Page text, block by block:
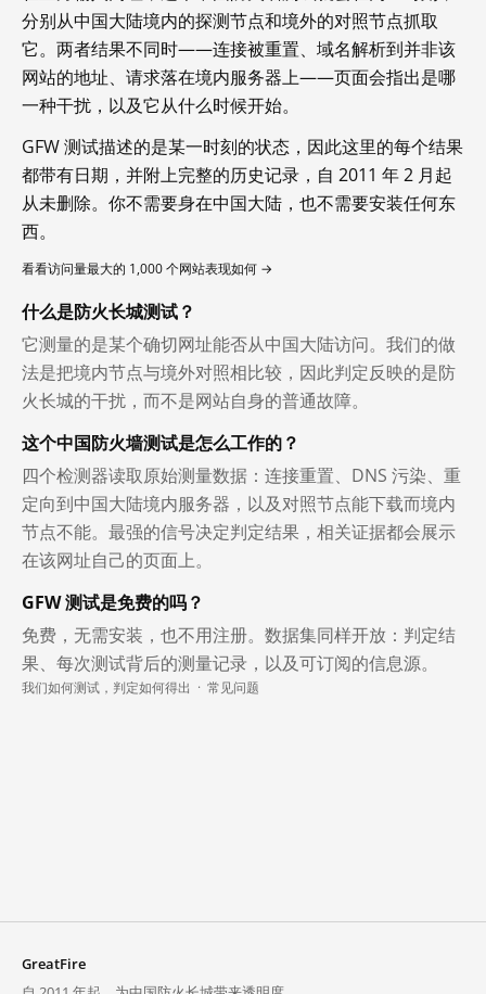
分别从中国大陆境内的探测节点和境外的对照节点抓取
它。两者结果不同时——连接被重置、域名解析到并非该
网站的地址、请求落在境内服务器上——页面会指出是哪
一种干扰，以及它从什么时候开始。
GFW 测试描述的是某一时刻的状态，因此这里的每个结果
都带有日期，并附上完整的历史记录，自 2011 年 2 月起
从未删除。你不需要身在中国大陆，也不需要安装任何东
西。
看看访问量最大的 1,000 个网站表现如何 →
什么是防火长城测试？
它测量的是某个确切网址能否从中国大陆访问。我们的做
法是把境内节点与境外对照相比较，因此判定反映的是防
火长城的干扰，而不是网站自身的普通故障。
这个中国防火墙测试是怎么工作的？
四个检测器读取原始测量数据：连接重置、DNS 污染、重
定向到中国大陆境内服务器，以及对照节点能下载而境内
节点不能。最强的信号决定判定结果，相关证据都会展示
在该网址自己的页面上。
GFW 测试是免费的吗？
免费，无需安装，也不用注册。数据集同样开放：判定结
果、每次测试背后的测量记录，以及可订阅的信息源。
我们如何测试，判定如何得出 · 常见问题
GreatFire